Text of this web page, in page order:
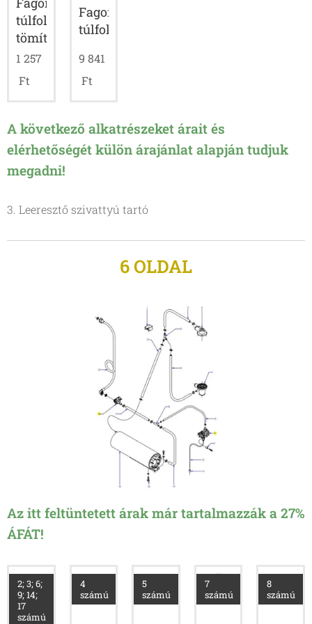
túlfolyócső
tömítése
1 257
Ft
Fagor
túlfolyócső
9 841
Ft
A következő alkatrészeket árait és
elérhetőségét külön árajánlat alapján tudjuk
megadni!
3. Leeresztő szivattyú tartó
6 OLDAL
Az itt feltüntetett árak már tartalmazzák a 27%
ÁFÁT!
2; 3; 6;
9; 14;
17
számú
4
számú
5
számú
7
számú
8
számú